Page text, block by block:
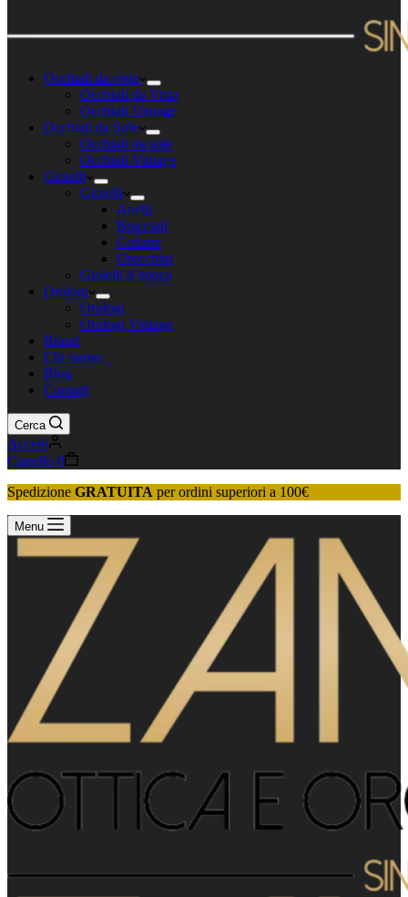
Occhiali da vista
Occhiali da Vista
Occhiali Vintage
Occhiali da Sole
Occhiali da sole
Occhiali Vintage
Gioielli
Gioielli
Anelli
Bracciali
Collane
Orecchini
Gioielli d’epoca
Orologi
Orologi
Orologi Vintage
Brand
Chi siamo
Blog
Contatti
Cerca
Accedi
Carrello 0
Spedizione GRATUITA per ordini superiori a 100€
Menu